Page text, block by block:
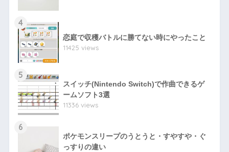
4
恋庭で収穫バトルに勝てない時にやったこと
11425 views
5
スイッチ(Nintendo Switch)で作曲できるゲ
ームソフト3選
11336 views
6
ポケモンスリープのうとうと・すやすや・ぐ
っすりの違い